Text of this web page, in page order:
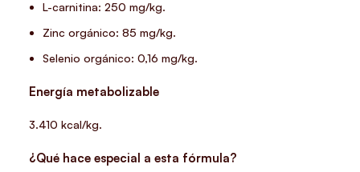
L-carnitina: 250 mg/kg.
Zinc orgánico: 85 mg/kg.
Selenio orgánico: 0,16 mg/kg.
Energía metabolizable
3.410 kcal/kg.
¿Qué hace especial a esta fórmula?